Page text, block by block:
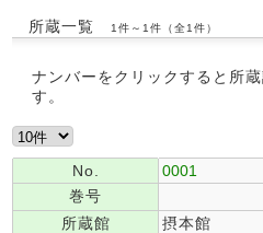
所蔵一覧 1件～1件（全1件）
ナンバーをクリックすると所
す。
No.
0001
巻号
所蔵館
摂本館